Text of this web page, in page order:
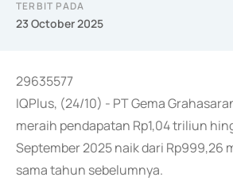
TERBIT PADA
23 October 2025
29635577
IQPlus, (24/10) - PT Gema
meraih pendapatan Rp1,04 triliun
September 2025 naik dari Rp999,26
sama tahun sebelumnya.